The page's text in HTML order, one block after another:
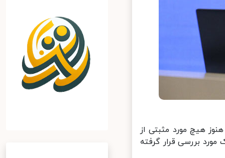
تا این لحظه ( ظهر چهارشنبه ۴ خرداد) هنوز هیچ مورد مثبتی از
بررسی قرار گرفته